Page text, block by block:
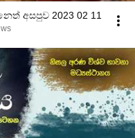
අසපුව​ 2023 02 11